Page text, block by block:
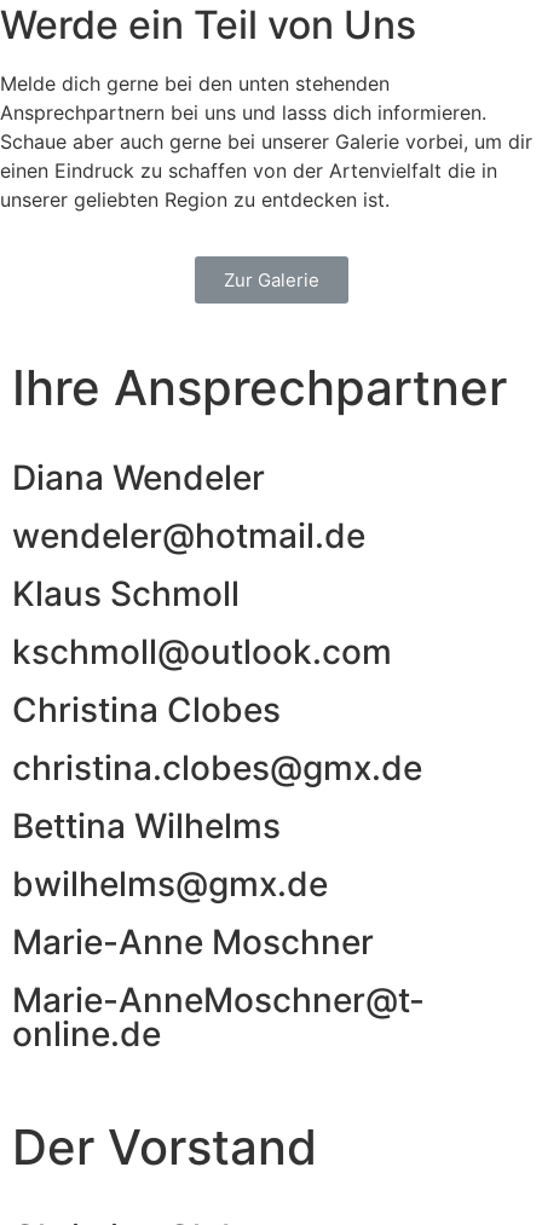
Werde ein Teil von Uns
Melde dich gerne bei den unten stehenden
Ansprechpartnern bei uns und lasss dich informieren.
Schaue aber auch gerne bei unserer Galerie vorbei, um dir
einen Eindruck zu schaffen von der Artenvielfalt die in
unserer geliebten Region zu entdecken ist.
Zur Galerie
Ihre Ansprechpartner
Diana Wendeler
wendeler@hotmail.de
Klaus Schmoll
kschmoll@outlook.com
Christina Clobes
christina.clobes@gmx.de
Bettina Wilhelms
bwilhelms@gmx.de
Marie-Anne Moschner
Marie-AnneMoschner@t-
online.de
Der Vorstand